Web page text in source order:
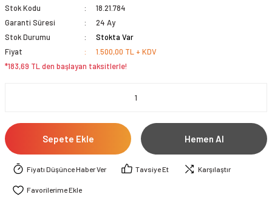
Stok Kodu
18.21.784
Garanti Süresi
24 Ay
Stok Durumu
Stokta Var
Fiyat
1.500,00 TL + KDV
*183,69 TL den başlayan taksitlerle!
Sepete Ekle Hemen Al
Fiyatı Düşünce Haber Ver Tavsiye Et Karşılaştır